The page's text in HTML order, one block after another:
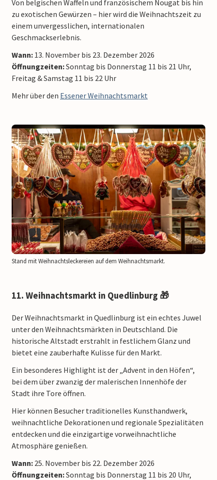
Von belgischen Waffeln und französischem Nougat bis hin
zu exotischen Gewürzen – hier wird die Weihnachtszeit zu
einem unvergesslichen, internationalen
Geschmackserlebnis.
Wann: 13. November bis 23. Dezember 2026
Öffnungzeiten:Sonntag bis Donnerstag 11 bis 21 Uhr,
Freitag & Samstag 11 bis 22 Uhr
Mehr über den Essener Weihnachtsmarkt
Stand mit Weihnachtsleckereien auf dem Weihnachtsmarkt.
11. Weihnachtsmarkt in Quedlinburg 🎁
Der Weihnachtsmarkt in Quedlinburg ist ein echtes Juwel
unter den Weihnachtsmärkten in Deutschland. Die
historische Altstadt erstrahlt in festlichem Glanz und
bietet eine zauberhafte Kulisse für den Markt.
Ein besonderes Highlight ist der „Advent in den Höfen“,
bei dem über zwanzig der malerischen Innenhöfe der
Stadt ihre Tore öffnen.
Hier können Besucher traditionelles Kunsthandwerk,
weihnachtliche Dekorationen und regionale Spezialitäten
entdecken und die einzigartige vorweihnachtliche
Atmosphäre genießen.
Wann: 25. November bis 22. Dezember 2026
Öffnungzeiten:Sonntag bis Donnerstag 11 bis 20 Uhr,